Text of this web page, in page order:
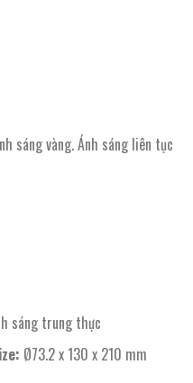
sáng vàng. Ánh sáng liên tục
sáng trung thực
Ø73.2 x 130 x 210 mm